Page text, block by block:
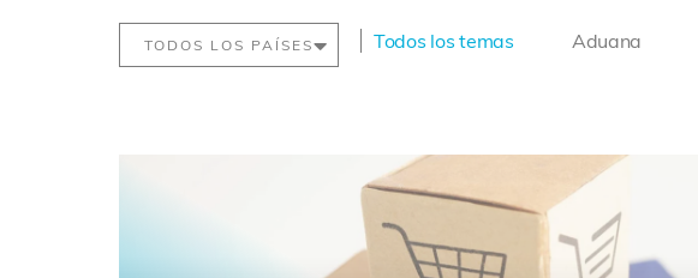
Todos los temas Aduana